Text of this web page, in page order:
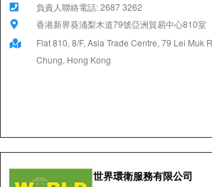
負責人聯絡電話: 2687 3262
香港新界葵涌梨木道79號亞洲貿易中心810室
Flat 810, 8/F, Asia Trade Centre, 79 Lei Muk
Chung, Hong Kong
世界環衛服務有限公司